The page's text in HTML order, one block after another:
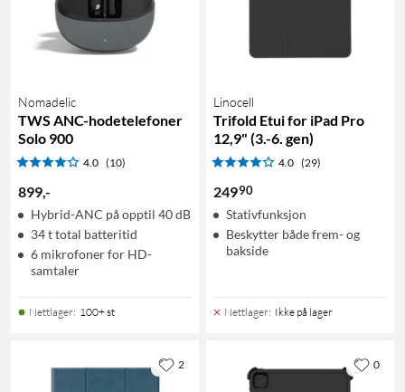
Nomadelic
TWS ANC-hodetelefoner
Solo 900
4.0 (10)
899,-
Hybrid-ANC på opptil 40 dB
34 t total batteritid
6 mikrofoner for HD-
samtaler
Nettlager: 100+ st
Linocell
Trifold Etui for iPad Pro
12,9" (3.-6. gen)
4.0 (29)
24990
Stativfunksjon
Beskytter både frem- og
bakside
Nettlager: Ikke på lager
2 0